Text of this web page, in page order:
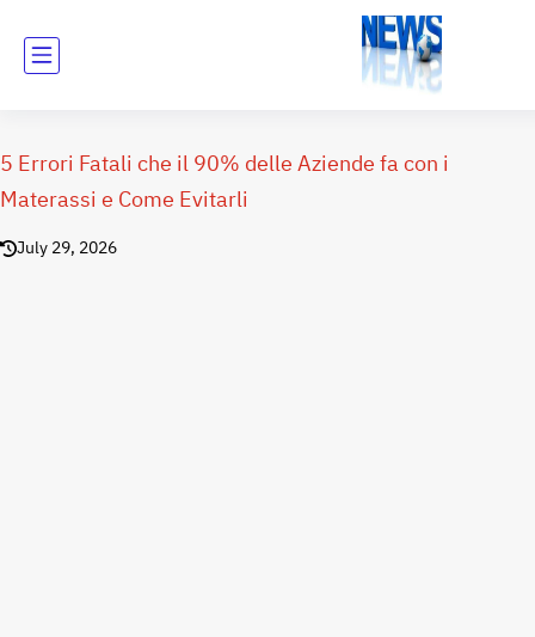
5 Errori Fatali che il 90% delle Aziende fa con i
Materassi e Come Evitarli
July 29, 2026